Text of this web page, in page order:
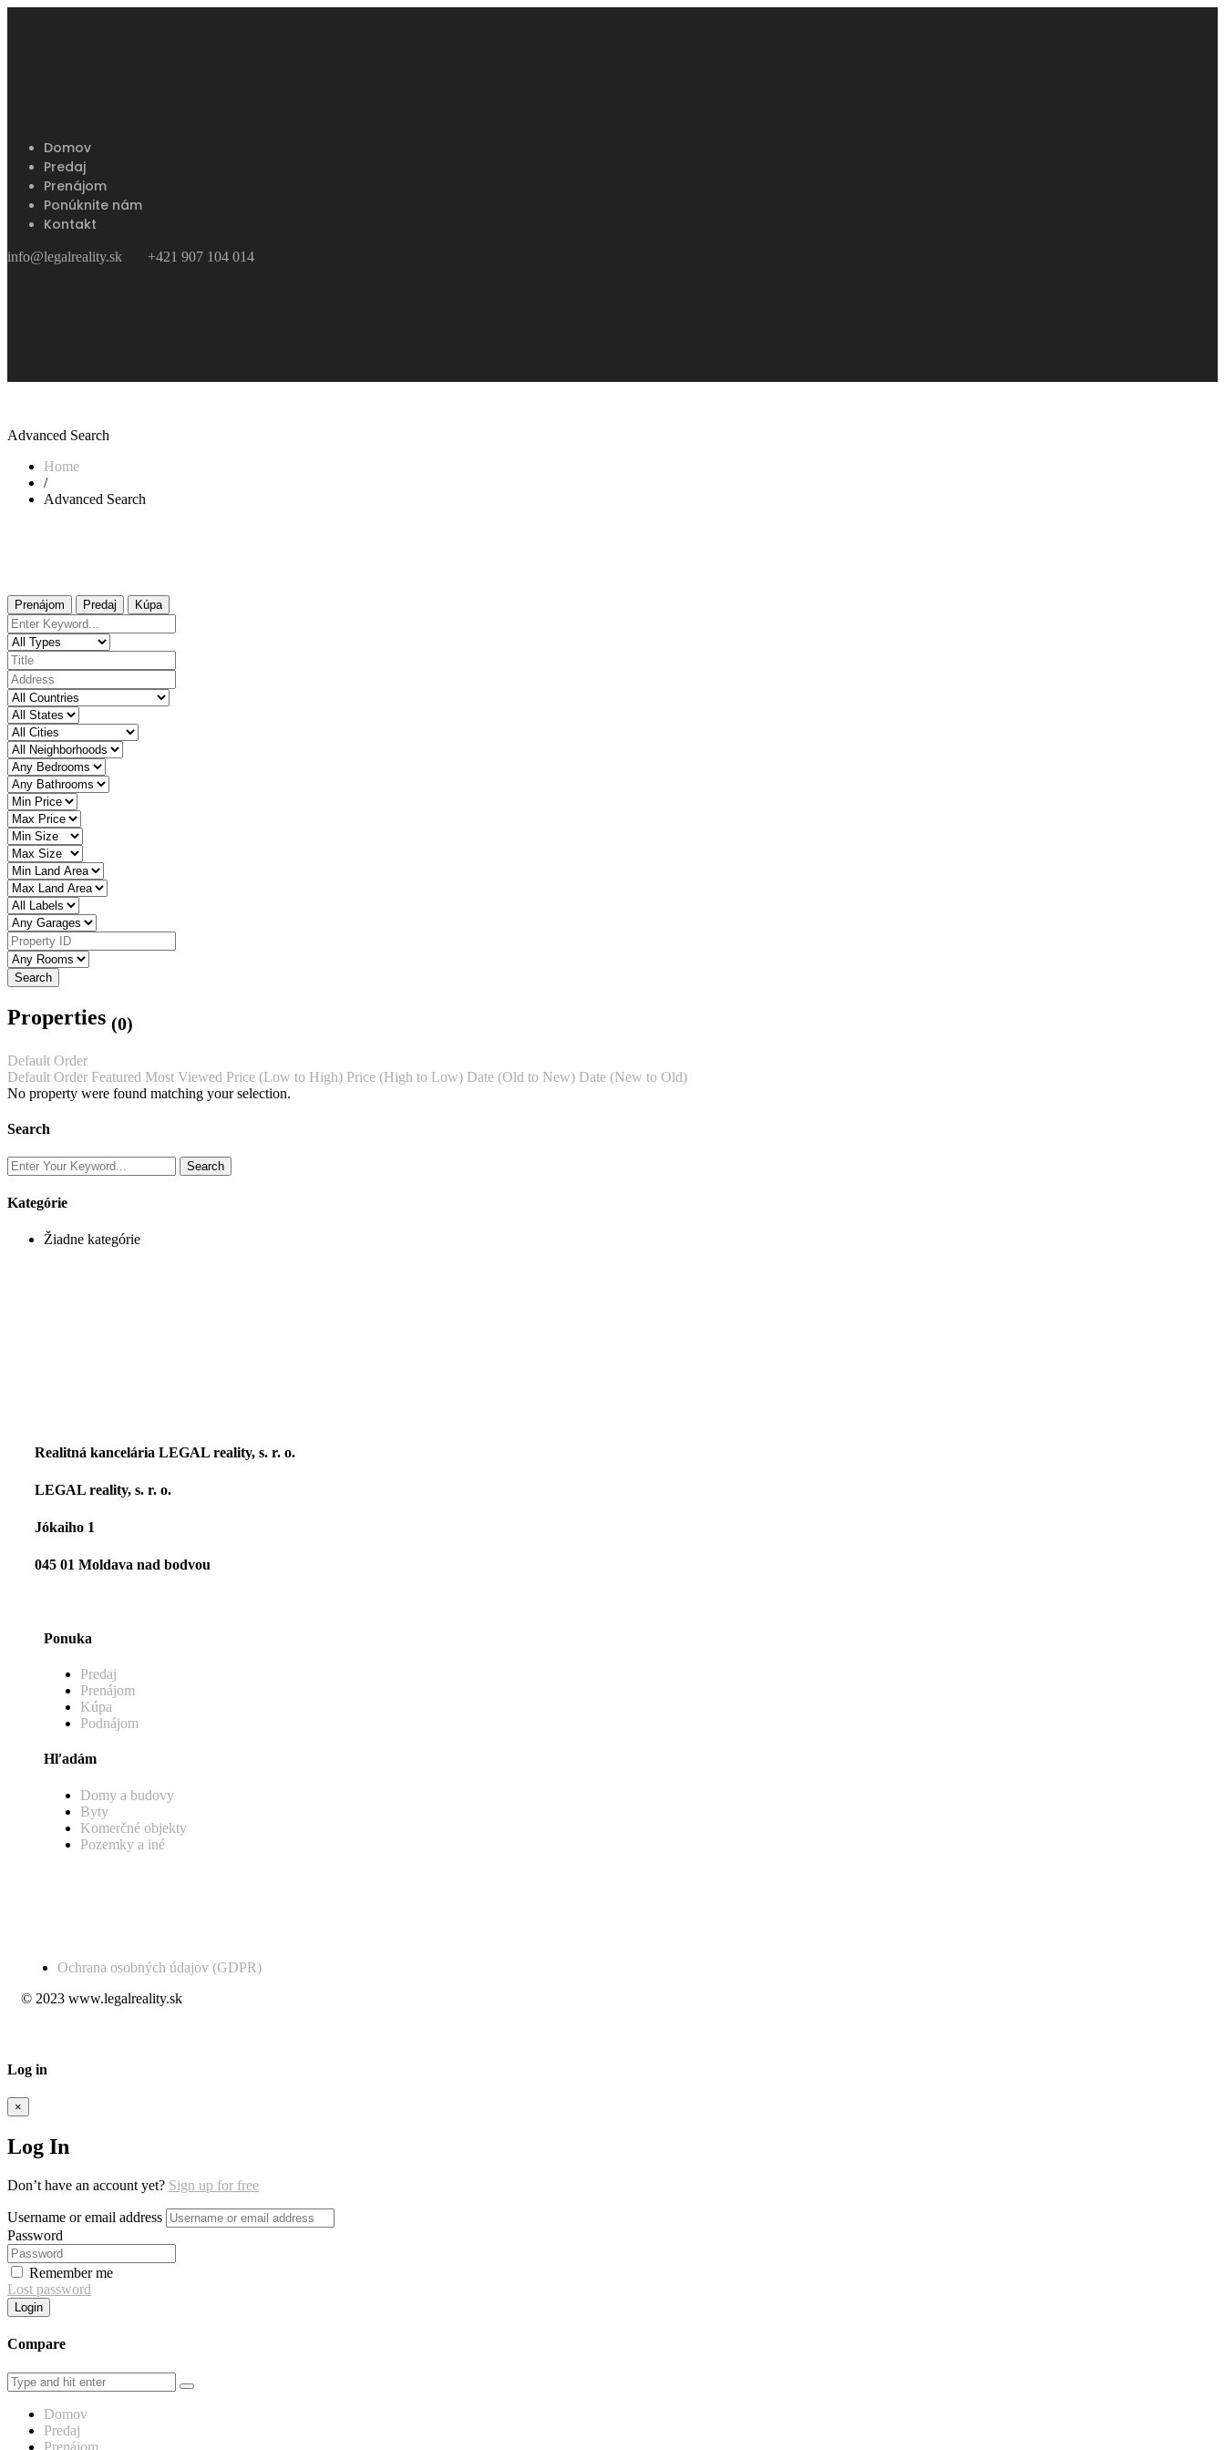
Domov
Predaj
Prenájom
Ponúknite nám
Kontakt
info@legalreality.sk +421 907 104 014
Advanced Search
Home
/
Advanced Search
Prenájom Predaj Kúpa
Search
Properties (0)
Default Order
Default Order Featured Most Viewed Price (Low to High) Price (High to Low) Date (Old to New) Date (New to Old)
No property were found matching your selection.
Search
Search
Kategórie
Žiadne kategórie
Realitná kancelária LEGAL reality, s. r. o.
LEGAL reality, s. r. o.
Jókaiho 1
045 01 Moldava nad bodvou
Ponuka
Predaj
Prenájom
Kúpa
Podnájom
Hľadám
Domy a budovy
Byty
Komerčné objekty
Pozemky a iné
Ochrana osobných údajov (GDPR)
© 2023 www.legalreality.sk
Log in
×
Log In
Don’t have an account yet? Sign up for free
Username or email address
Password
Remember me
Lost password
Login
Compare
Domov
Predaj
Prenájom